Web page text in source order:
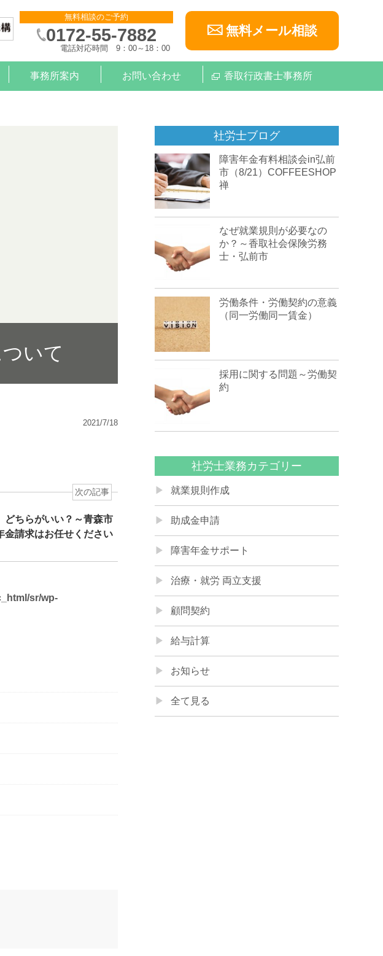
無料相談のご予約
0172-55-7882
電話対応時間 9：00～18：00
無料メール相談
事務所案内 お問い合わせ 香取行政書士事務所
いて
2021/7/18
次の記事
どちらがいい？～青森市
金請求はお任せください
sr/wp-
社労士ブログ
障害年金有料相談会in弘前
市（8/21）COFFEESHOP
禅
なぜ就業規則が必要なの
か？～香取社会保険労務
士・弘前市
労働条件・労働契約の意義
（同一労働同一賃金）
採用に関する問題～労働契
約
社労士業務カテゴリー
就業規則作成
助成金申請
障害年金サポート
治療・就労 両立支援
顧問契約
給与計算
お知らせ
全て見る